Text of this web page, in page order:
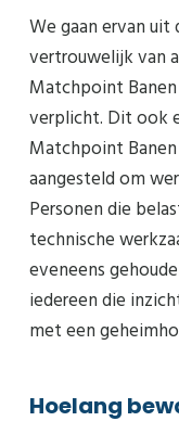
We gaan ervan
vertrouwelijk van
Matchpoint
verplicht. Dit ook
Matchpoint
aangesteld om
Personen die
technische
eveneens
iedereen die
met een
Hoelang